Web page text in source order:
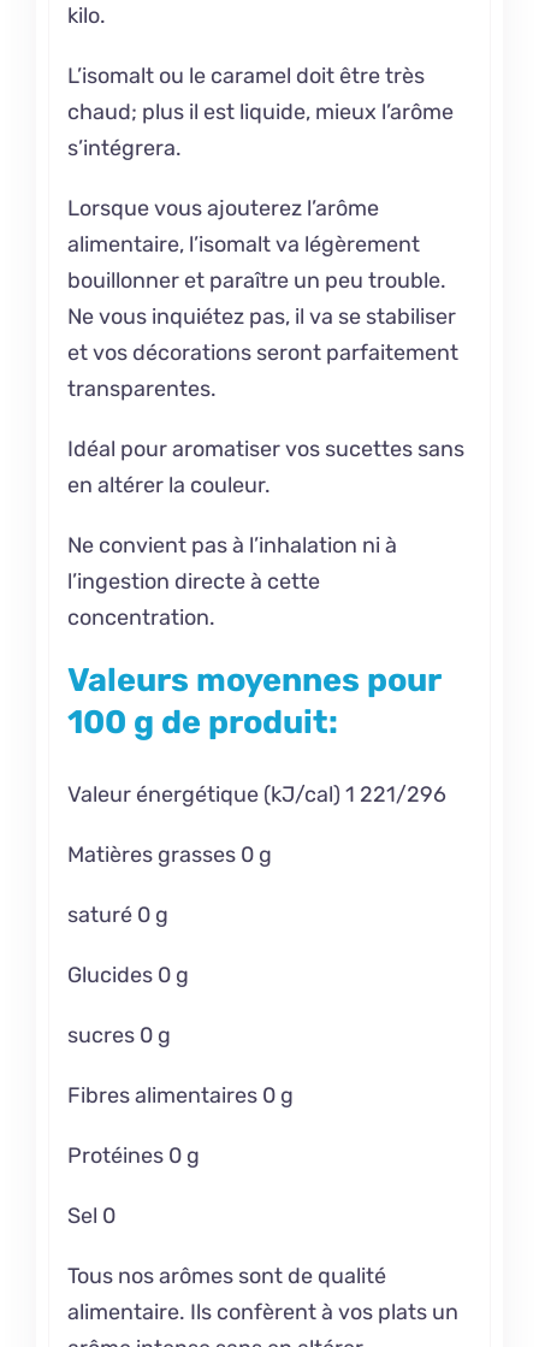
kilo.
L’isomalt ou le caramel doit être très
chaud; plus il est liquide, mieux l’arôme
s’intégrera.
Lorsque vous ajouterez l’arôme
alimentaire, l’isomalt va légèrement
bouillonner et paraître un peu trouble.
Ne vous inquiétez pas, il va se stabiliser
et vos décorations seront parfaitement
transparentes.
Idéal pour aromatiser vos sucettessans
en altérer la couleur.
Ne convient pas à l’inhalation ni à
l’ingestion directe à cette
concentration.
Valeurs moyennes pour
100 g de produit:
Valeur énergétique (kJ/cal) 1 221/296
Matières grasses 0 g
saturé 0 g
Glucides 0 g
sucres 0 g
Fibres alimentaires 0 g
Protéines 0 g
Sel 0
Tous nos arômes sont de qualité
alimentaire. Ils confèrent à vos plats un